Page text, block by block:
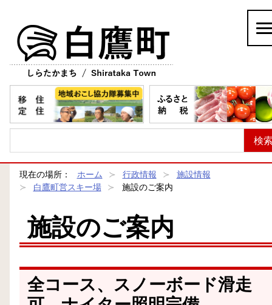
現在の場所： ホーム 行政情報
施設情報
白鷹町営スキー場
施設のご案内
施設のご案内
全コース、スノーボード滑走